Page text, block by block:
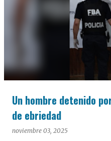
Un hombre detenido
de ebriedad
noviembre 03, 2025